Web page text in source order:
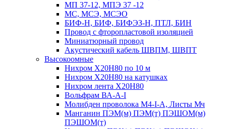
МП 37-12, МПЭ 37 -12
МС, МСЭ, МСЭО
БИФ-Н, БИФ, БИФЭЗ-Н, ПТЛ, БИН
Провод с фторопластовой изоляцией
Миниатюрный провод
Акустический кабель ШВПМ, ШВПТ
Высокоомные
Нихром Х20Н80 по 10 м
Нихром Х20Н80 на катушках
Нихром лента Х20Н80
Вольфрам ВА-А-I
Молибден проволока М4-I-А, Листы Мч
Манганин ПЭМ(м) ПЭМ(т) ПЭШОМ(м)
ПЭШОМ(т)